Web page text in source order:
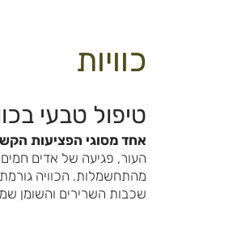
כוויות
טיפול טבעי
אחד מסוגי הפציעות
העור, פגיעה של אדים
מהתחשמלות. הכוויה
שכבות השרירים והשומן